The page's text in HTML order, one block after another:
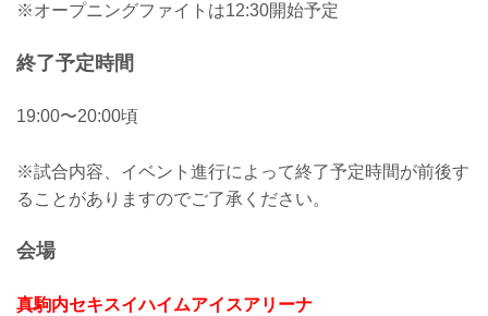
※オープニングファイトは12:30開始予定
終了予定時間
19:00〜20:00頃
※試合内容、イベント進行によって終了予定時間が前後す
ることがありますのでご了承ください。
会場
真駒内セキスイハイムアイスアリーナ